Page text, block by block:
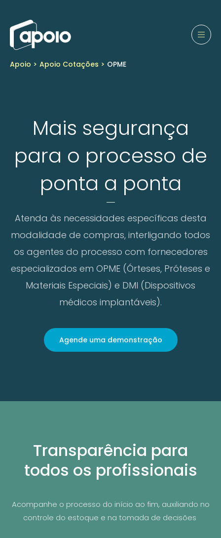
Apoio > Apoio Cotações > OPME
Mais segurança
para o processo de
ponta a ponta
Atenda às necessidades específicas desta
modalidade de compras, interligando todos
os agentes do processo com fornecedores
especializados em OPME (Órteses, Próteses e
Materiais Especiais) e DMI (Dispositivos
médicos implantáveis).
Agende uma demonstração
Transparência para
todos os profissionais
Acompanhe o processo do início ao fim, auxiliando no
controle do estoque e na tomada de decisões